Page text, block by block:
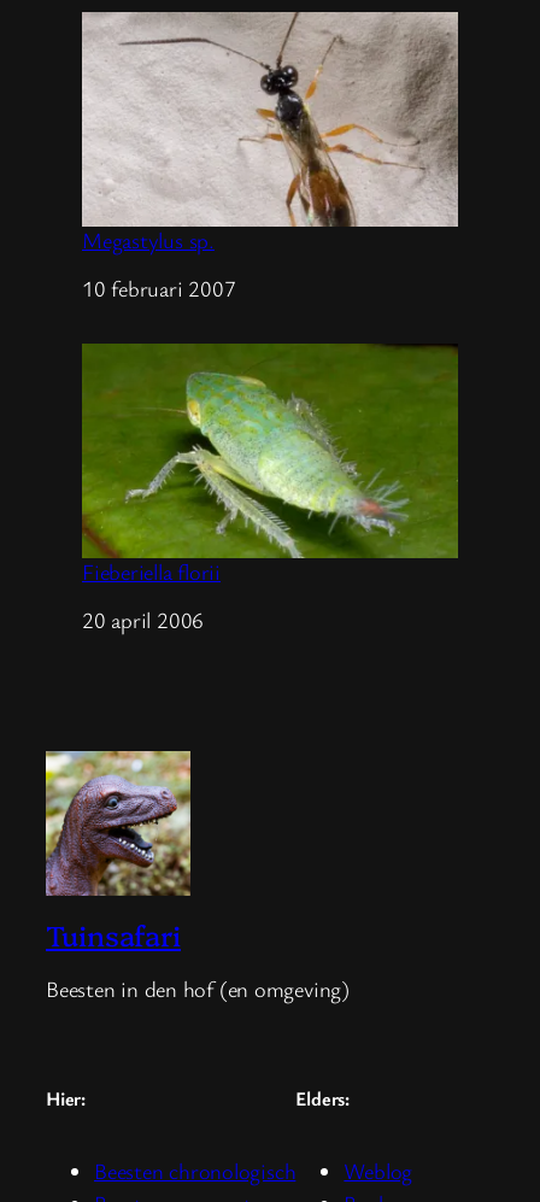
Megastylus sp.
Datum
10 februari 2007
Fieberiella florii
Datum
20 april 2006
Tuinsafari
Beesten in den hof (en omgeving)
Hier:
Beesten chronologisch
Elders:
Weblog